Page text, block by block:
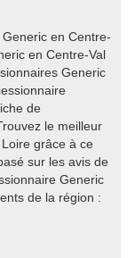
en Centre-
en Centre-Val
Generic
de
le meilleur
grâce à ce
sur les avis de
Generic
de la région :